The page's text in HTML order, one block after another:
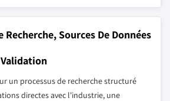
Sources De Données
un processus de recherche structuré
directes avec l'industrie, une